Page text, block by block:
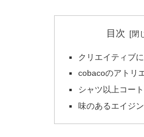
目次
クリエイティブ
cobacoのアトリ
シャツ以上コー
味のあるエイジ